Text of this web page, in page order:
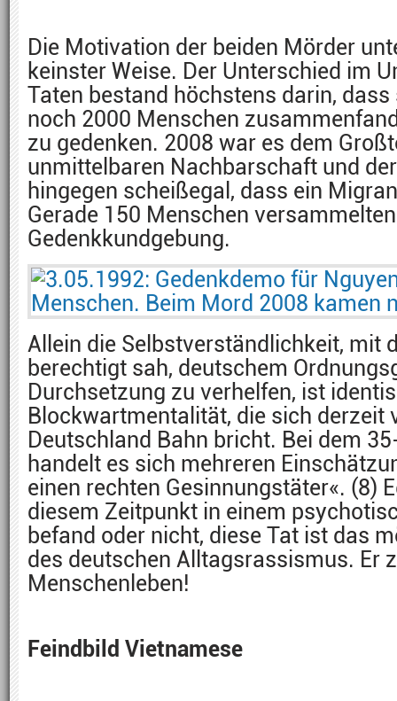
Die Motivation der beiden Mörder
keinster Weise. Der Unterschied im
Taten bestand höchstens darin, dass
noch 2000 Menschen
zu gedenken. 2008 war es dem
unmittelbaren Nachbarschaft und
hingegen scheißegal, dass ein
Gerade 150 Menschen
Gedenkkundgebung.
Allein die Selbstverständlichkeit, mit
berechtigt sah, deutschem
Durchsetzung zu verhelfen, ist
Blockwartmentalität, die sich derzeit
Deutschland Bahn bricht. Bei dem
handelt es sich mehreren
einen rechten Gesinnungstäter«. (8)
diesem Zeitpunkt in einem
befand oder nicht, diese Tat ist das
des deutschen Alltagsrassismus. Er
Menschenleben!
Feindbild Vietnamese